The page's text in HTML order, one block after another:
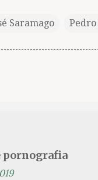
Saramago Pedro
pornografia